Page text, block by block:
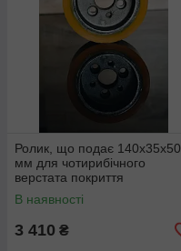
Ролик, що подає 140x35x50
мм для чотирибічного
верстата покриття
поліурентан кріплення під
болти
В наявності
3 410 ₴